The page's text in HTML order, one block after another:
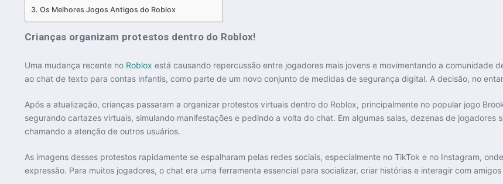
Os Melhores Jogos Antigos do Roblox
Crianças organizam protestos dentro do Roblox!
Uma mudança recente no Roblox está causando repercussão entre jogadores mais jovens e movimentando a comunidade
ao chat de texto para contas infantis, como parte de um novo conjunto de medidas de segurança digital. A decisão, no
Após a atualização, crianças passaram a organizar protestos virtuais dentro do Roblox, principalmente no popular jogo
segurando cartazes virtuais, simulando manifestações e pedindo a volta do chat. Em algumas salas, dezenas de
chamando a atenção de outros usuários.
As imagens desses protestos rapidamente se espalharam pelas redes sociais, especialmente no TikTok e no Instagram,
expressão. Para muitos jogadores, o chat era uma ferramenta essencial para socializar, criar histórias e interagir com